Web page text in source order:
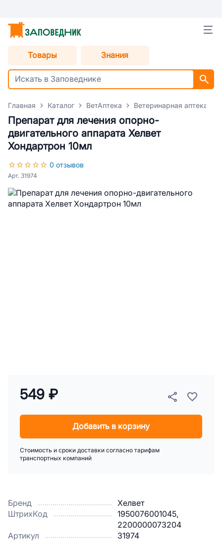
Товары Знания
Главная Каталог ВетАптека Ветеринарная аптека
Препарат для лечения опорно-
двигательного аппарата Хелвет
Хондартрон 10мл
0 отзывов
Арт. 31974
Бренд
Хелвет
ШтрихКод
1950076001045,
2200000073204
Артикул
31974
549 ₽
Добавить в корзину
Стоимость и сроки доставки согласно тарифам
транспортных компаний